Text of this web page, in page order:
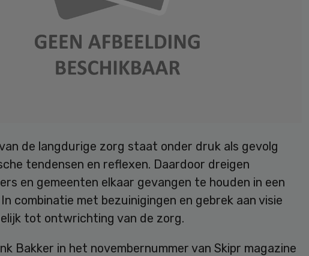
de langdurige zorg staat onder druk als gevolg
tendensen en reflexen. Daardoor dreigen
en gemeenten elkaar gevangen te houden in een
In combinatie met bezuinigingen en gebrek aan visie
tot ontwrichting van de zorg.
Bakker in het novembernummer van Skipr magazine